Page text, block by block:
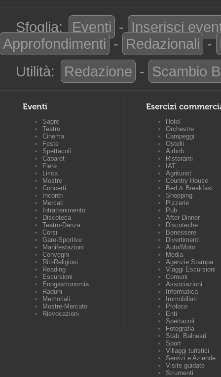
Sfoglia: Eventi - Inserisci
Approfondimenti - Redazionali -
Utilità:
Redazione - Scambio
Eventi
Sagre
Teatro
Cinema
Feste
Spettacoli
Cabaret
Fiere
Lirica
Mostre
Concerti
Incontri
Mercati
Intrattenimento
Discoteca
Teatro-Danza
Corsi
Gare-Sportive
Manifestazioni
Convegni
Riti-Religiosi
Reading
Escursioni
Enogastronomia
Raduni
Memoriali
Mostre-Mercato
Rievocazioni
Esercizi
Hotel
Orchestre
Campeggi
Ostelli
Airbnb
Ristoranti
IAT
Agriturist
Country House
Bed & Breakfast
Shopping
Pizzerie
Pub
After Dinner
Discoteche
Benessere
Divertimenti
Auto/Moto
Media
Agenzie Stampa
Viaggi Escursioni
Comuni
Associazioni
Informatica
Immobiliari
Proloco
Enti
Spettacoli
Fotografia
Stab. Balneari
Sport
Villaggi turistici
Servizi e Aziende
Visite guidate
Strumenti